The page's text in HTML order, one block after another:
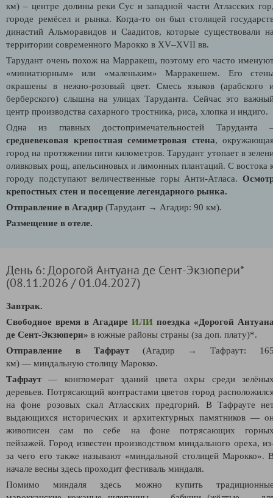
км)– центре долины реки Сус и западной части Атласских
городе ремёсел и рынка. Когда-то он был столицей
династий Альморавидов и Саадитов, которые существовали
территории современного Марокко в XV–XVII вв.
Тарудант очень похож на Марракеш, поэтому его часто
«миниатюрным» или «маленьким» Марракешем. Его
окрашены в нежно-розовый цвет. Смесь языков (арабского
берберского) слышна на улицах Таруданта. Сейчас это
центр производства сахарного тростника, риса, хлопка и индиго.
Одна из главных достопримечательностей Таруданта
средневековая крепостная семиметровая стена,
город на протяжении пяти километров. Тарудант утопает в
оливковых рощ, апельсиновых и лимонных плантаций. С востока
городу подступают величественные горы Анти-Атласа.
крепостных стен и посещение легендарного рынка.
Отправление в Агадир (Тарудант → Агадир: 90 км).
Размещение в отеле.
День 6: Дорогой Антуана де Сент-Экзюпери*
(08.11.2026 / 01.04.2027)
Завтрак.
Свободное время в Агадире ИЛИ поездка «Дорогой
де Сент-Экзюпери» в южные районы страны (за доп. плату)*.
Отправление в Тафраут(Агадир →
Тафраут:
км) — миндальную столицу Марокко.
Тафраут— конгломерат зданий цвета охры среди
деревьев. Потрясающий контрастами цветов город
на фоне розовых скал Атласских предгорий. В Тафрауте
выдающихся исторических и архитектурных памятников —
живописен сам по себе на фоне потрясающих
пейзажей.Город известен производством миндального ореха,
за чего его также называют «миндальной столицей Марокко».
начале весны здесь проходит фестиваль миндаля.
Помимо миндаля здесь можно купить